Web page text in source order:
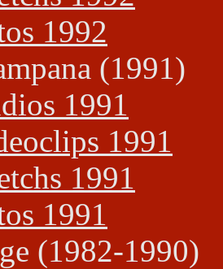
1992
(1991)
1991
1991
1991
1991
(1982-1990)